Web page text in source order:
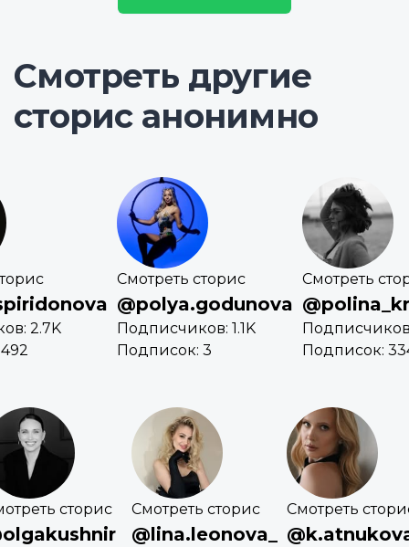
Смотреть другие
сторис анонимно
2.7K
Смотреть сторис
@polya.godunova
Подписчиков: 1.1K
Подписок: 3
Смотреть
Подписок:
сторис Смотреть сторис
@lina.leonova_
Смотреть